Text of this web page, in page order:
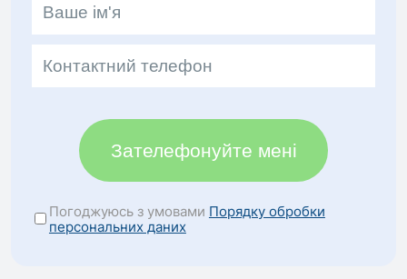
Зателефонуйте мені
Погоджуюсь з умовами Порядку обробки
персональних даних